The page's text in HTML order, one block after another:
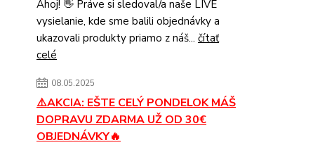
Ahoj! 👋 Práve si sledoval/a naše LIVE
vysielanie, kde sme balili objednávky a
ukazovali produkty priamo z náš... čítať
celé
08.05.2025
⚠️AKCIA: EŠTE CELÝ PONDELOK MÁŠ
DOPRAVU ZDARMA UŽ OD 30€
OBJEDNÁVKY🔥